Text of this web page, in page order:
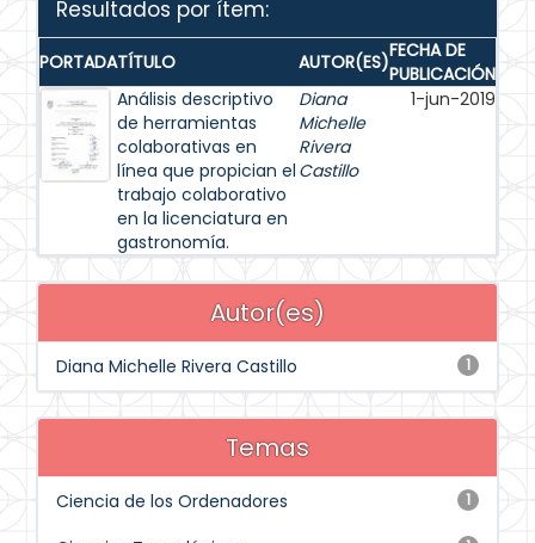
Resultados por ítem:
PORTADATÍTULO AUTOR(ES)FECHA DE
PUBLICACIÓN
Análisis descriptivo
de herramientas
colaborativas en
línea que propician el
trabajo colaborativo
en la licenciatura en
gastronomía.
Diana
Michelle
Rivera
Castillo
1-jun-2019
Autor(es)
1
Diana Michelle Rivera Castillo
Temas
1
Ciencia de los Ordenadores